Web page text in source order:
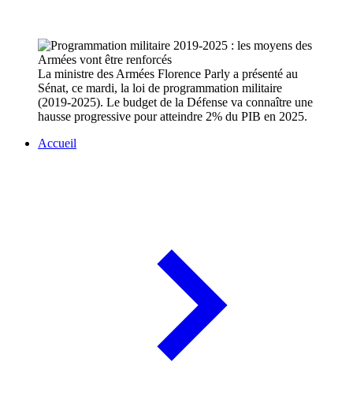
La ministre des Armées Florence Parly a présenté au
Sénat, ce mardi, la loi de programmation militaire
(2019-2025). Le budget de la Défense va connaître une
hausse progressive pour atteindre 2% du PIB en 2025.
Accueil